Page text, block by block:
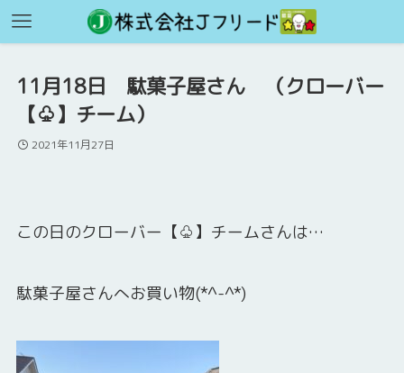
11月18日 駄菓子屋さん （クローバー
【♧】チーム）
2021年11月27日
この日のクローバー【♧】チームさんは…
駄菓子屋さんへお買い物(*^-^*)